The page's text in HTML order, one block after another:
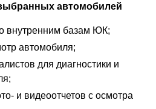
автомобилей
внутренним базам ЮК;
автомобиля;
для диагностики и
и видеоотчетов с осмотра